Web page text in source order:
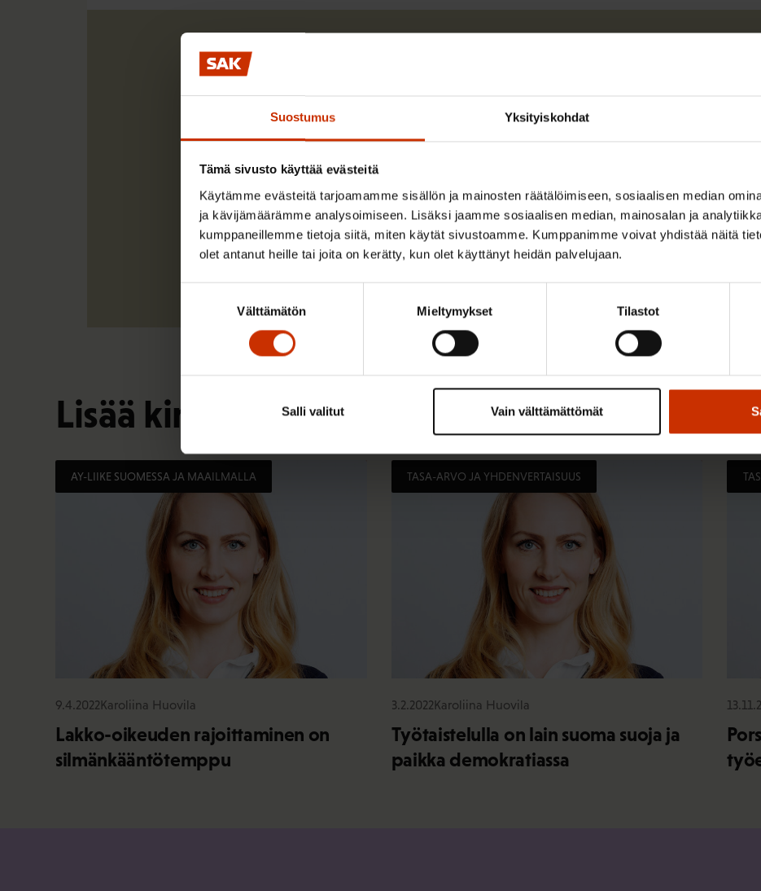
Suostumus Yksityiskohdat
Tämä sivusto käyttää evästeitä
Käytämme evästeitä tarjoamamme sisällön ja mainosten räätälöimiseen, sosiaalisen median
ja kävijämäärämme analysoimiseen. Lisäksi jaamme sosiaalisen median, mainosalan ja
kumppaneillemme tietoja siitä, miten käytät sivustoamme. Kumppanimme voivat yhdistää näitä
olet antanut heille tai joita on kerätty, kun olet käyttänyt heidän palvelujaan.
Välttämätön Mieltymykset Tilastot
Vain välttämättömät
Salli valitut
Karoliina Huovila työskenteli SAK:ssa
Lue lisää kirjoittajasta
Lisää kirjoittajalta
AY-LIIKE SUOMESSA JA MAAILMALLA
9.4.2022Karoliina Huovila
Lakko-oikeuden rajoittaminen on
silmänkääntötemppu
TASA-ARVO JA YHDENVERTAISUUS
3.2.2022Karoliina Huovila
Työtaistelulla on lain suoma suoja ja
paikka demokratiassa